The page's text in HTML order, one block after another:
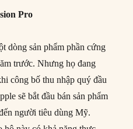
Pro
dòng sản phẩm phần cứng
trước. Nhưng họ đang
công bố thu nhập quý đầu
sẽ bắt đầu bán sản phẩm
người tiêu dùng Mỹ.